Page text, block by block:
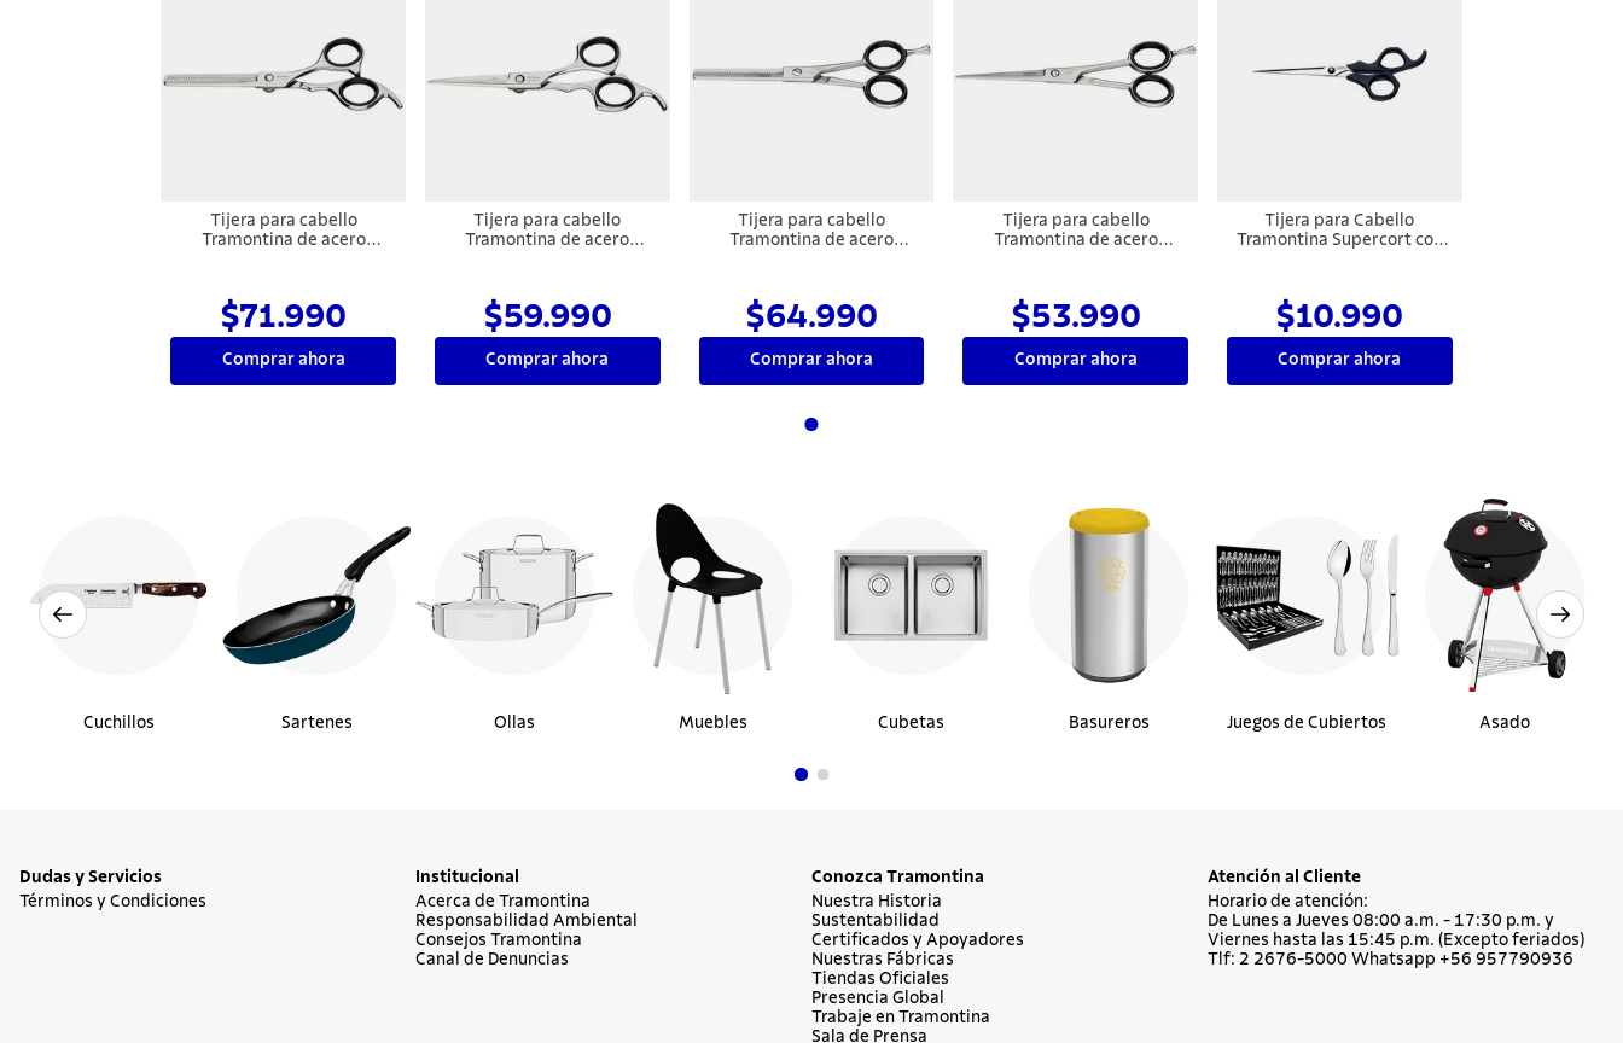
Tijera para cabello
Tramontina de acero
$71.990
Comprar ahora
Tijera para cabello
Tramontina de acero
$59.990
Comprar ahora
Tijera para cabello
Tramontina de acero
$64.990
Comprar ahora
Tijera para cabello
Tramontina de acero
$53.990
Comprar ahora
Tijera para Cabello
Tramontina Supercort con
Polipropileno Ónix 6"
$10.990
Comprar ahora
Cuchillos Sartenes Ollas Muebles Cubetas Basureros Juegos de Cubiertos Asado
Dudas y Servicios
Términos y Condiciones
Institucional
Acerca de Tramontina
Responsabilidad Ambiental
Consejos Tramontina
Canal de Denuncias
Conozca Tramontina
Nuestra Historia
Sustentabilidad
Certificados y Apoyadores
Nuestras Fábricas
Tiendas Oficiales
Presencia Global
Trabaje en Tramontina
Sala de Prensa
Atención al Cliente
Horario de atención:
De Lunes a Jueves 08:00 a.m. - 17:30 p.m. y
Viernes hasta las 15:45 p.m. (Excepto feriados)
Tlf: 2 2676-5000 Whatsapp +56 957790936